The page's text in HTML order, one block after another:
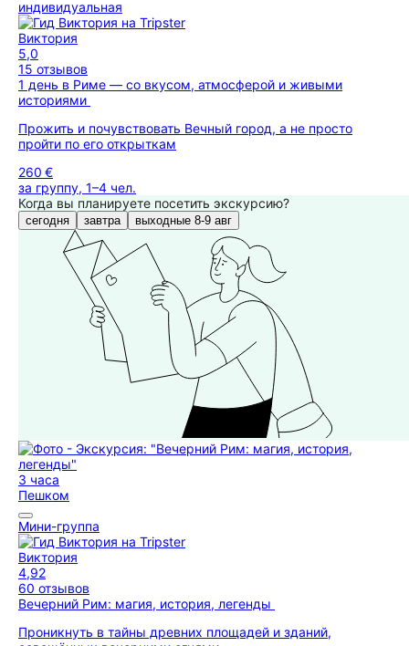
индивидуальная
Виктория
5,0
15 отзывов
1 день в Риме — со вкусом, атмосферой и живыми
историями
Прожить и почувствовать Вечный город, а не просто
пройти по его открыткам
260 €
за группу, 1–4 чел.
Когда вы планируете посетить экскурсию?
сегодня завтра выходные 8-9 авг
3 часа
Пешком
Мини-группа
Виктория
4,92
60 отзывов
Вечерний Рим: магия, история, легенды
Проникнуть в тайны древних площадей и зданий,